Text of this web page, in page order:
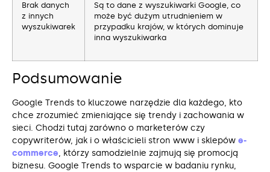
Brak danych
z innych
wyszukiwarek
Są to dane z wyszukiwarki Google, co
może być dużym utrudnieniem w
przypadku krajów, w których dominuje
inna wyszukiwarka
Podsumowanie
Google Trends to kluczowe narzędzie dla każdego, kto
chce zrozumieć zmieniające się trendy i zachowania w
sieci. Chodzi tutaj zarówno o marketerów czy
copywriterów, jak i o właścicieli stron www i sklepów e-
commerce, którzy samodzielnie zajmują się promocją
biznesu. Google Trends to wsparcie w badaniu rynku,